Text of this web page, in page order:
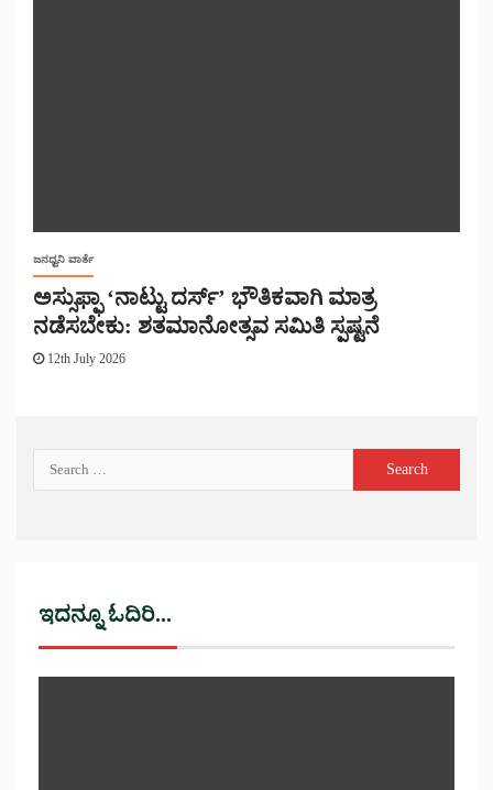
ಜನಧ್ವನಿ ವಾರ್ತೆ
ಅಸ್ಸುಫ್ಫಾ ‘ನಾಟ್ಟು ದರ್ಸ್’ ಭೌತಿಕವಾಗಿ ಮಾತ್ರ
ನಡೆಸಬೇಕು: ಶತಮಾನೋತ್ಸವ ಸಮಿತಿ ಸ್ಪಷ್ಟನೆ
12th July 2026
ಇದನ್ನೂ ಓದಿರಿ...